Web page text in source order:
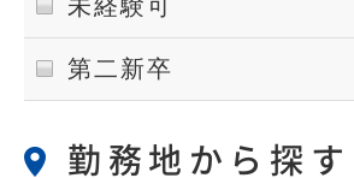
未経験可
第二新卒
勤務地から探す